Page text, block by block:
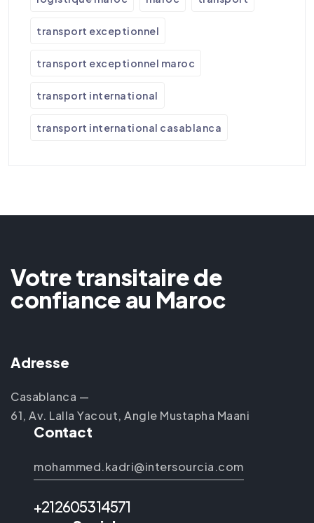
transport exceptionnel
transport exceptionnel maroc
transport international
transport international casablanca
Votre transitaire de
confiance au Maroc
Adresse
Casablanca —
61, Av. Lalla Yacout, Angle Mustapha Maani
Contact
mohammed.kadri@intersourcia.com
+212605314571